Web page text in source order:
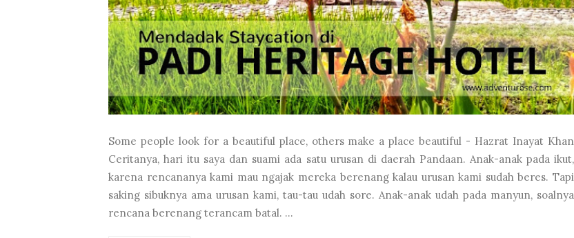
Some people look for a beautiful place, others make a place beautiful - Hazrat Inayat Khan
Ceritanya, hari itu saya dan suami ada satu urusan di daerah Pandaan. Anak-anak pada ikut,
karena rencananya kami mau ngajak mereka berenang kalau urusan kami sudah beres. Tapi
saking sibuknya ama urusan kami, tau-tau udah sore. Anak-anak udah pada manyun, soalnya
rencana berenang terancam batal. ...